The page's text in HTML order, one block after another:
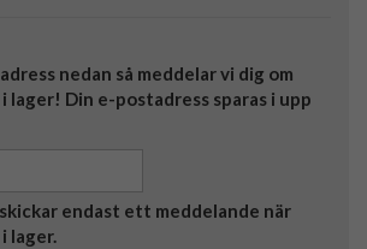
nedan så meddelar vi dig om
lager! Din e-postadress sparas i upp
skickar endast ett meddelande när
lager.